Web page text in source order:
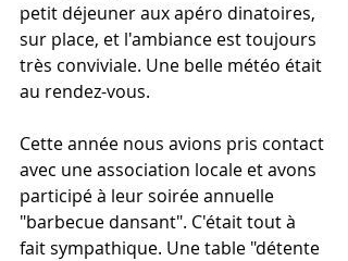
petit déjeuner aux apéro dinatoires,
sur place, et l'ambiance est toujours
très conviviale. Une belle météo était
au rendez-vous.
Cette année nous avions pris contact
avec une association locale et avons
participé à leur soirée annuelle
"barbecue dansant". C'était tout à
fait sympathique. Une table "détente